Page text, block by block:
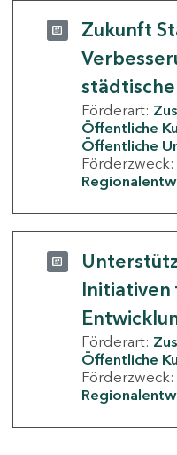
Zukunft
Förderart:
Öffentliche
Öffentliche
Förderzweck:
Initiativen
Förderart:
Öffentliche
Förderzweck: